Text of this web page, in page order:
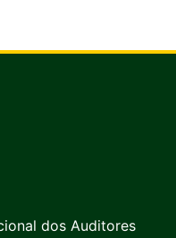
dos Auditores